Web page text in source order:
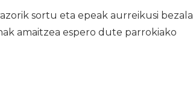
sortu eta epeak aurreikusi bezala
amaitzea espero dute parrokiako